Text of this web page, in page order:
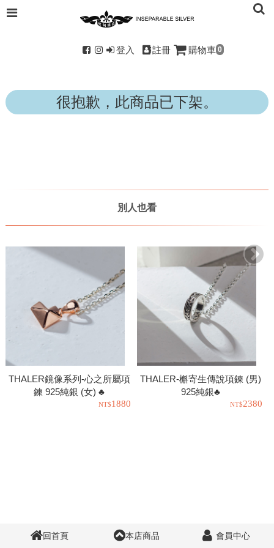
登入 註冊 購物車 0
很抱歉，此商品已下架。
別人也看
THALER鏡像系列-心之所屬項
鍊 925純銀 (女) ♣
1880
THALER-槲寄生傳說項鍊 (男)
925純銀♣
2380
回首頁 本店商品 會員中心